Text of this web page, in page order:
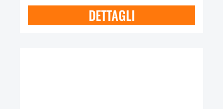
DETTAGLI